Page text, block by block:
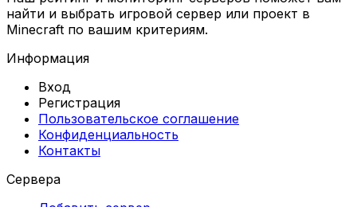
найти и выбрать игровой сервер или проект в
Minecraft по вашим критериям.
Информация
Вход
Регистрация
Пользовательское соглашение
Конфиденциальность
Контакты
Сервера